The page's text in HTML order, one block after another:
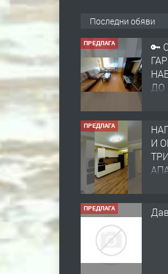
Последни обяви
ПРЕДЛАГА
🔑
ДО
ПРЕДЛАГА
И
ПРЕДЛАГА